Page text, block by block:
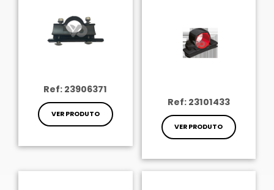
Ref: 23906371
VER PRODUTO
Ref: 23101433
VER PRODUTO